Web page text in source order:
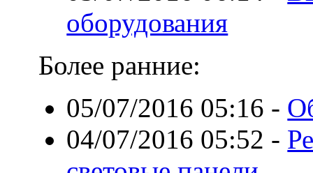
оборудования
Более ранние:
05/07/2016 05:16 -
04/07/2016 05:52 -